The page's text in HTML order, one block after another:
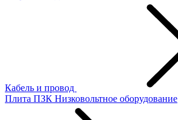
Кабель и провод
Плита ПЗК Низковольтное оборудование